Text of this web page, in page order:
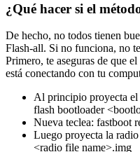
¿Qué hacer si el
De hecho, no todos tienen
Flash-all. Si no funciona, no
Primero, te aseguras de que
está conectando con tu
Al principio proyecta el
flash bootloader
Nueva teclea: fastboot
Luego proyecta la
<radio file name>.img